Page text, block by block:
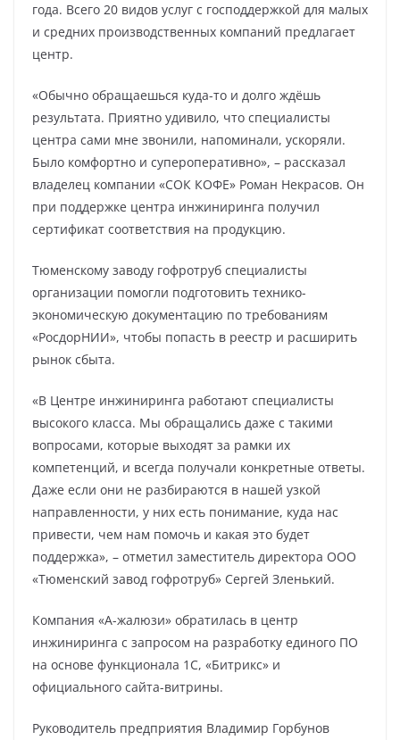
года. Всего 20 видов услуг с господдержкой для малых
и средних производственных компаний предлагает
центр.
«Обычно обращаешься куда-то и долго ждёшь
результата. Приятно удивило, что специалисты
центра сами мне звонили, напоминали, ускоряли.
Было комфортно и супероперативно», – рассказал
владелец компании «СОК КОФЕ» Роман Некрасов. Он
при поддержке центра инжиниринга получил
сертификат соответствия на продукцию.
Тюменскому заводу гофротруб специалисты
организации помогли подготовить технико-
экономическую документацию по требованиям
«РосдорНИИ», чтобы попасть в реестр и расширить
рынок сбыта.
«В Центре инжиниринга работают специалисты
высокого класса. Мы обращались даже с такими
вопросами, которые выходят за рамки их
компетенций, и всегда получали конкретные ответы.
Даже если они не разбираются в нашей узкой
направленности, у них есть понимание, куда нас
привести, чем нам помочь и какая это будет
поддержка», – отметил заместитель директора ООО
«Тюменский завод гофротруб» Сергей Зленький.
Компания «А-жалюзи» обратилась в центр
инжиниринга с запросом на разработку единого ПО
на основе функционала 1С, «Битрикс» и
официального сайта-витрины.
Руководитель предприятия Владимир Горбунов